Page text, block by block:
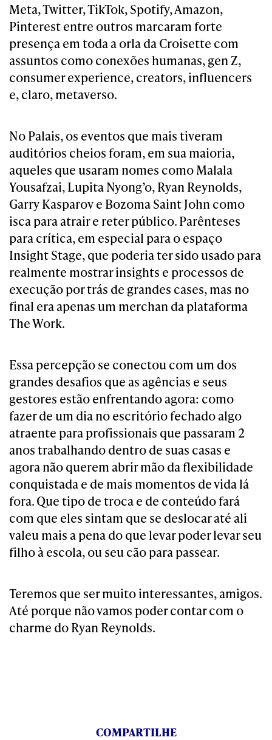
Meta, Twitter, TikTok, Spotify, Amazon,
Pinterest entre outros marcaram forte
presença em toda a orla da Croisette com
assuntos como conexões humanas, gen Z,
consumer experience, creators, influencers
e, claro, metaverso.
No Palais, os eventos que mais tiveram
auditórios cheios foram, em sua maioria,
aqueles que usaram nomes como Malala
Yousafzai, Lupita Nyong’o, Ryan Reynolds,
Garry Kasparov e Bozoma Saint John como
isca para atrair e reter público. Parênteses
para crítica, em especial para o espaço
Insight Stage, que poderia ter sido usado para
realmente mostrar insights e processos de
execução por trás de grandes cases, mas no
final era apenas um merchan da plataforma
The Work.
Essa percepção se conectou com um dos
grandes desafios que as agências e seus
gestores estão enfrentando agora: como
fazer de um dia no escritório fechado algo
atraente para profissionais que passaram 2
anos trabalhando dentro de suas casas e
agora não querem abrir mão da flexibilidade
conquistada e de mais momentos de vida lá
fora. Que tipo de troca e de conteúdo fará
com que eles sintam que se deslocar até ali
valeu mais a pena do que levar poder levar seu
filho à escola, ou seu cão para passear.
Teremos que ser muito interessantes, amigos.
Até porque não vamos poder contar com o
charme do Ryan Reynolds.
COMPARTILHE